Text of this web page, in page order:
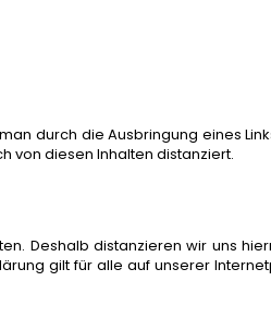
durch die Ausbringung eines
von diesen Inhalten distanziert.
Deshalb distanzieren wir uns
gilt für alle auf unserer